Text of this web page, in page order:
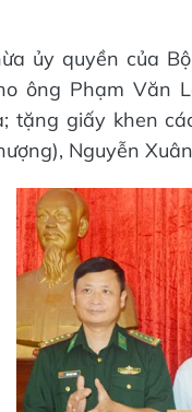
ủy quyền của
ông Phạm Văn
tặng giấy khen
Nguyễn